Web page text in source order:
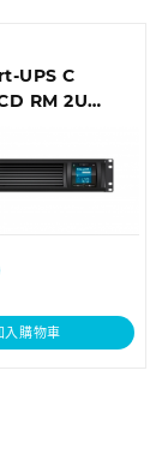
UPS C
RM 2U
card)
入購物車